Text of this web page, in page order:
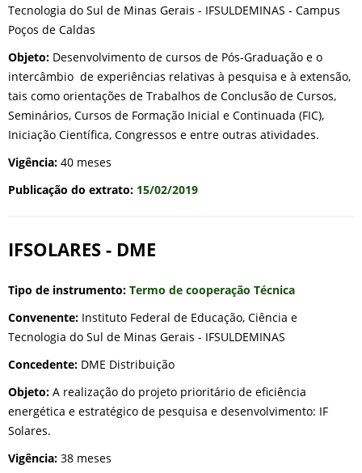
Tecnologia do Sul de Minas Gerais - IFSULDEMINAS - Campus
Poços de Caldas
Objeto: Desenvolvimento de cursos de Pós-Graduação e o
intercâmbio de experiências relativas à pesquisa e à extensão,
tais como orientações de Trabalhos de Conclusão de Cursos,
Seminários, Cursos de Formação Inicial e Continuada (FIC),
Iniciação Científica, Congressos e entre outras atividades.
Vigência: 40 meses
Publicação do extrato: 15/02/2019
IFSOLARES - DME
Tipo de instrumento: Termo de cooperação Técnica
Convenente: Instituto Federal de Educação, Ciência e
Tecnologia do Sul de Minas Gerais - IFSULDEMINAS
Concedente: DME Distribuição
Objeto: A realização do projeto prioritário de eficiência
energética e estratégico de pesquisa e desenvolvimento: IF
Solares.
Vigência: 38 meses